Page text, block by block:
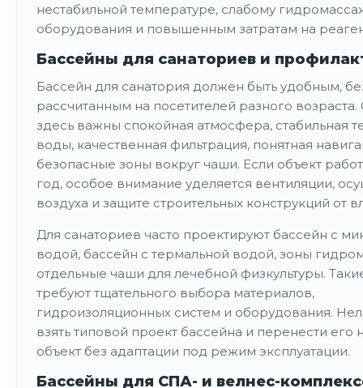
нестабильной температуре, слабому
оборудования и повышенным затратам на
Бассейны для санаториев и
Бассейн для санатория должен быть удобным,
рассчитанным на посетителей разного
здесь важны спокойная атмосфера, стабильная
воды, качественная фильтрация, понятная
безопасные зоны вокруг чаши. Если объект
год, особое внимание уделяется вентиляции,
воздуха и защите строительных конструкций от
Для санаториев часто проектируют бассейн с
водой, бассейн с термальной водой, зоны
отдельные чаши для лечебной физкультуры.
требуют тщательного выбора материалов,
гидроизоляционных систем и оборудования.
взять типовой проект бассейна и перенести его
объект без адаптации под режим эксплуатации.
Бассейны для СПА- и велнес-